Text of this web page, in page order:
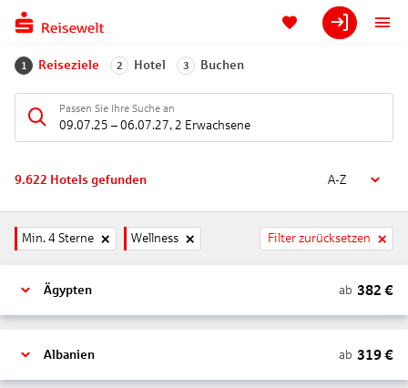
1 Reiseziele 2 Hotel 3 Buchen
Passen Sie Ihre Suche an
09.07.25 – 06.07.27, 2 Erwachsene
9.622 Hotels gefunden A-Z
Min. 4 Sterne Wellness Filter zurücksetzen
Ägypten ab 382 €
Albanien ab 319€